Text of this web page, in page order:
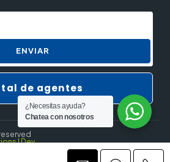
ENVIAR
de agentes
| Dev.
¿Necesitas ayuda?
Chatea con nosotros